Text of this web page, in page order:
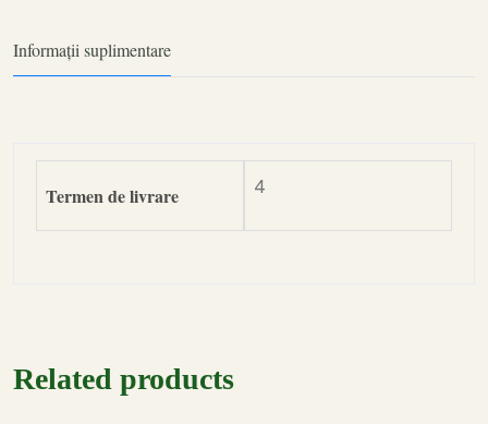
Informații suplimentare
Termen de livrare 4
Related products